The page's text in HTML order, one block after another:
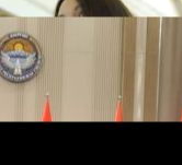
Акыркы
ЖОЖДОРГО